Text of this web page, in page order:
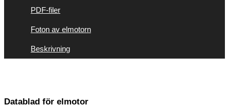
PDF-filer
Foton av elmotorn
Beskrivning
Datablad för elmotor